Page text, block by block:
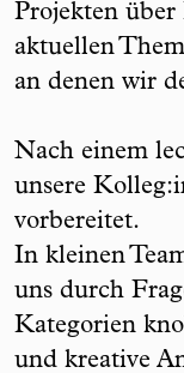
Projekten über
aktuellen
an denen wir
Nach einem
unsere
vorbereitet.
In kleinen
uns durch
Kategorien
und kreative